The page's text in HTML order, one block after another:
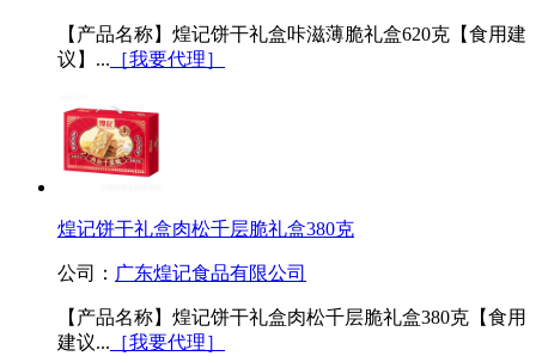
【产品名称】煌记饼干礼盒咔滋薄脆礼盒620克【食用建
议】... ［我要代理］
煌记饼干礼盒肉松千层脆礼盒380克
公司： 广东煌记食品有限公司
【产品名称】煌记饼干礼盒肉松千层脆礼盒380克【食用
建议... ［我要代理］